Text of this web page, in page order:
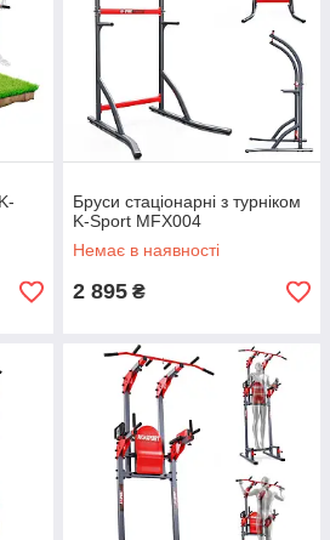
Бруси стаціонарні з турніком
K-Sport MFX004
Немає в наявності
2 895 ₴